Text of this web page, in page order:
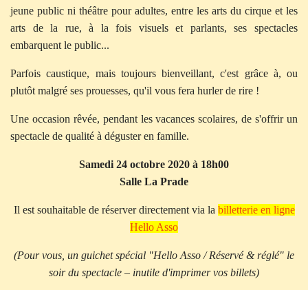
jeune public ni théâtre pour adultes, entre les arts du cirque et les
arts de la rue, à la fois visuels et parlants, ses spectacles
embarquent le public...
Parfois caustique, mais toujours bienveillant, c'est grâce à, ou
plutôt malgré ses prouesses, qu'il vous fera hurler de rire !
Une occasion rêvée, pendant les vacances scolaires, de s'offrir un
spectacle de qualité à déguster en famille.
Samedi 24 octobre 2020 à 18h00
Salle La Prade
Il est souhaitable de réserver directement via la billetterie en ligne
Hello Asso
(Pour vous, un guichet spécial "Hello Asso / Réservé & réglé" le
soir du spectacle – inutile d'imprimer vos billets)